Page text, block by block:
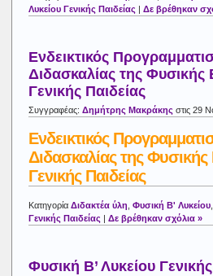
Λυκείου Γενικής Παιδείας
Δε βρέθηκαν
Ενδεικτικός
Διδασκαλίας της Φυσικής
Γενικής Παιδείας
Συγγραφέας: Δημήτρης Μακράκης στις 29
Ενδεικτικός
Διδασκαλίας της Φυσικής
Γενικής Παιδείας
Κατηγορία Διδακτέα ύλη, Φυσική Β' Λυκείου
Γενικής Παιδείας
Δε βρέθηκαν σχόλια »
Φυσική Β’ Λυκείου